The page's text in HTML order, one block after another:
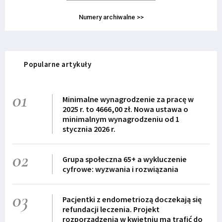
Numery archiwalne >>
Popularne artykuły
01
Minimalne wynagrodzenie za pracę w
2025 r. to 4666,00 zł. Nowa ustawa o
minimalnym wynagrodzeniu od 1
stycznia 2026 r.
02
Grupa społeczna 65+ a wykluczenie
cyfrowe: wyzwania i rozwiązania
03
Pacjentki z endometriozą doczekają się
refundacji leczenia. Projekt
rozporządzenia w kwietniu ma trafić do